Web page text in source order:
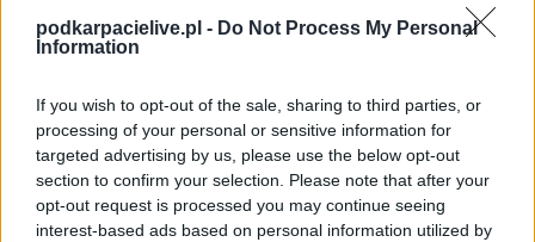
podkarpacielive.pl - Do Not Process My Personal
Information
If you wish to opt-out of the sale, sharing to third parties, or
processing of your personal or sensitive information for
targeted advertising by us, please use the below opt-out
section to confirm your selection. Please note that after your
opt-out request is processed you may continue seeing
interest-based ads based on personal information utilized by
zostanie w ramach Krosno > Klasa Okręgowa (15. kolejki - Klasa O
Krosno).
bramek, kartki, składy, statystyki i informacje o przebiegu
spotkania. To kompletne źródło danych dla kibiców i pasjonatów
lokalnej piłki nożnej. Jeżeli aktualnie nie widzisz tutaj danych z pewnością
pracujemy nad tym żeby je uzupełnić.
Wynik meczu Przełom Besko vs Tempo Nienaszów
Po zakończeniu spotkania automatycznie publikujemyoficjalny wynik